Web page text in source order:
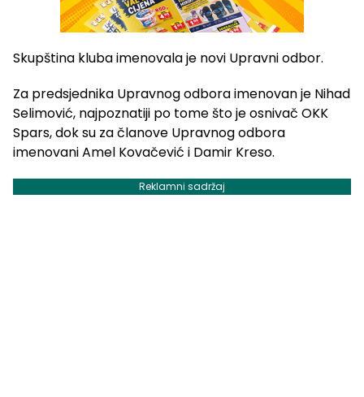
Skupština kluba imenovala je novi Upravni odbor.
Za predsjednika Upravnog odbora imenovan je Nihad
Selimović, najpoznatiji po tome što je osnivač OKK
Spars, dok su za članove Upravnog odbora
imenovani Amel Kovačević i Damir Kreso.
Reklamni sadržaj